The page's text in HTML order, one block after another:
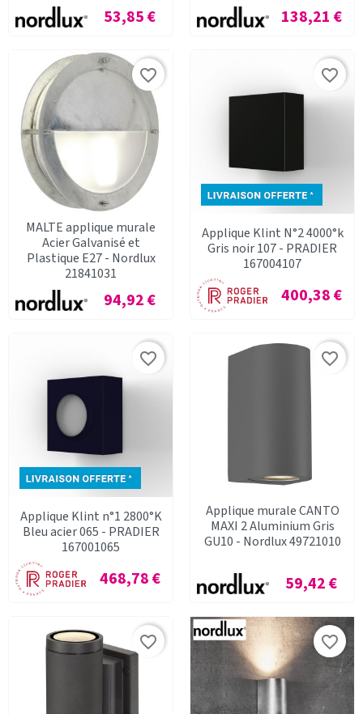
Prix
53,85 €
Prix
138,21 €
MALTE applique murale
Acier Galvanisé et
Plastique E27 - Nordlux
21841031
Prix
94,92 €
favorite_border
Applique Klint N°2 4000°k
Gris noir 107 - PRADIER
167004107
Prix
400,38 €
favorite_border
Applique Klint n°1 2800°K
Bleu acier 065 - PRADIER
167001065
Prix
468,78 €
favorite_border
Applique murale CANTO
MAXI 2 Aluminium Gris
GU10 - Nordlux 49721010
Prix
59,42 €
favorite_border
favorite_border favorite_border